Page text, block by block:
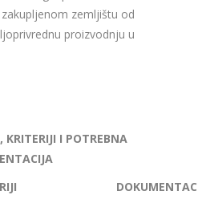
zemljištu od
proizvodnju u
I POTREBNA